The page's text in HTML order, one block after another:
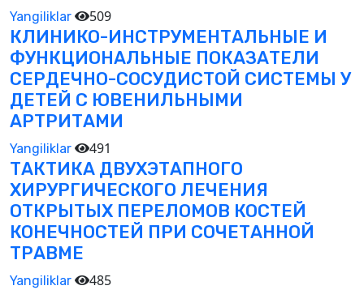
Yangiliklar 509
КЛИНИКО-ИНСТРУМЕНТАЛЬНЫЕ И
ФУНКЦИОНАЛЬНЫЕ ПОКАЗАТЕЛИ
СЕРДЕЧНО-СОСУДИСТОЙ СИСТЕМЫ У
ДЕТЕЙ С ЮВЕНИЛЬНЫМИ
АРТРИТАМИ
Yangiliklar 491
ТАКТИКА ДВУХЭТАПНОГО
ХИРУРГИЧЕСКОГО ЛЕЧЕНИЯ
ОТКРЫТЫХ ПЕРЕЛОМОВ КОСТЕЙ
КОНЕЧНОСТЕЙ ПРИ СОЧЕТАННОЙ
ТРАВМЕ
Yangiliklar 485